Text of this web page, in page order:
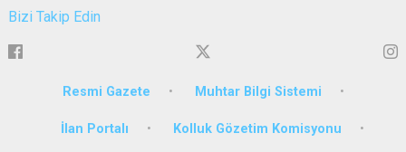
Bizi Takip Edin
Resmi Gazete Muhtar Bilgi Sistemi
İlan Portalı Kolluk Gözetim Komisyonu